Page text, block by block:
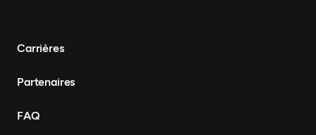
Carrières
Partenaires
FAQ